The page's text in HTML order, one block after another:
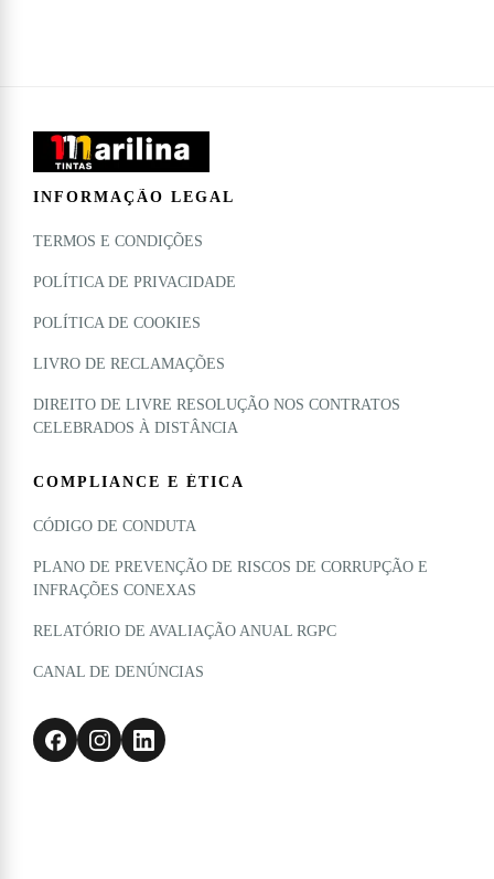
INFORMAÇÃO LEGAL
TERMOS E CONDIÇÕES
POLÍTICA DE PRIVACIDADE
POLÍTICA DE COOKIES
LIVRO DE RECLAMAÇÕES
DIREITO DE LIVRE RESOLUÇÃO NOS CONTRATOS
CELEBRADOS À DISTÂNCIA
COMPLIANCE E ÉTICA
CÓDIGO DE CONDUTA
PLANO DE PREVENÇÃO DE RISCOS DE CORRUPÇÃO E
INFRAÇÕES CONEXAS
RELATÓRIO DE AVALIAÇÃO ANUAL RGPC
CANAL DE DENÚNCIAS